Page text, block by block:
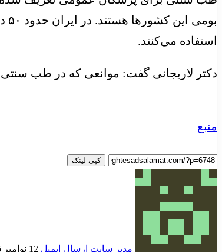
استفاده می‌کنند.
دکتر لاریجانی گفت: موانعی که در طب
منبع
کپی لینک
مدیر سایت ارسال ایمیل 12 نوامبر 2025